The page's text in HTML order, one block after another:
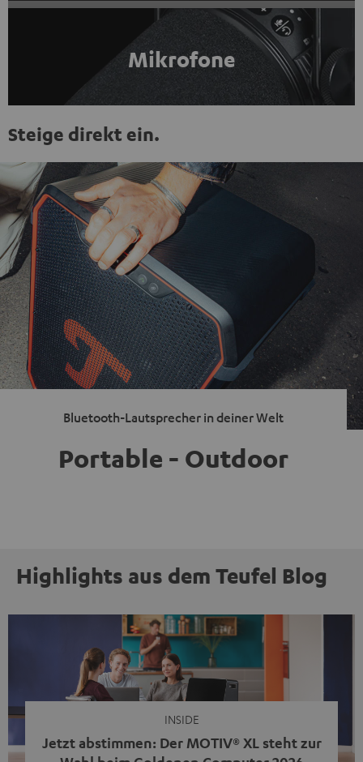
Mikrofone
Steige direkt ein.
Bluetooth-Lautsprecher in deiner Welt
Portable - Outdoor
Highlights aus dem Teufel Blog
INSIDE
Jetzt abstimmen: Der MOTIV® XL steht zur